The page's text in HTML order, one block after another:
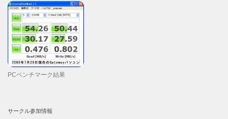
PCベンチマーク結果
サークル参加情報